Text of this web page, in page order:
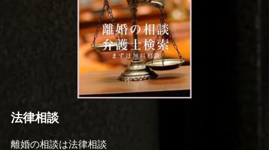
法律相談
離婚の相談は法律相談